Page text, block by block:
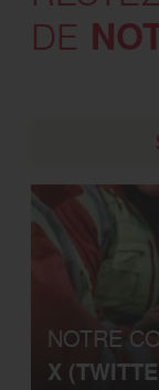
DE
NOTRE
X